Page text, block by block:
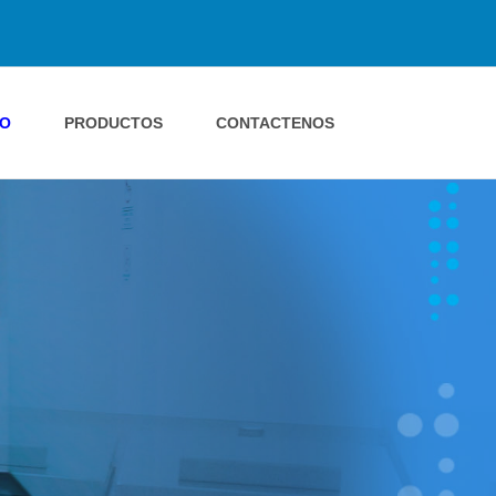
PRODUCTOS CONTACTENOS